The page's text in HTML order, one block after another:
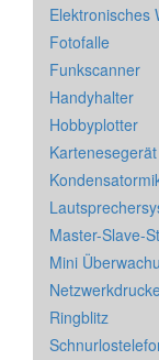
Elektronisches
Fotofalle
Funkscanner
Handyhalter
Hobbyplotter
Master-Slave-
Mini
Ringblitz